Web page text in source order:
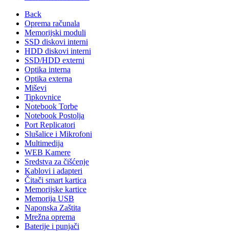
Back
Oprema računala
Memorijski moduli
SSD diskovi interni
HDD diskovi interni
SSD/HDD externi
Optika interna
Optika externa
Miševi
Tipkovnice
Notebook Torbe
Notebook Postolja
Port Replicatori
Slušalice i Mikrofoni
Multimedija
WEB Kamere
Sredstva za čišćenje
Kablovi i adapteri
Čitači smart kartica
Memorijske kartice
Memorija USB
Naponska Zaštita
Mrežna oprema
Baterije i punjači